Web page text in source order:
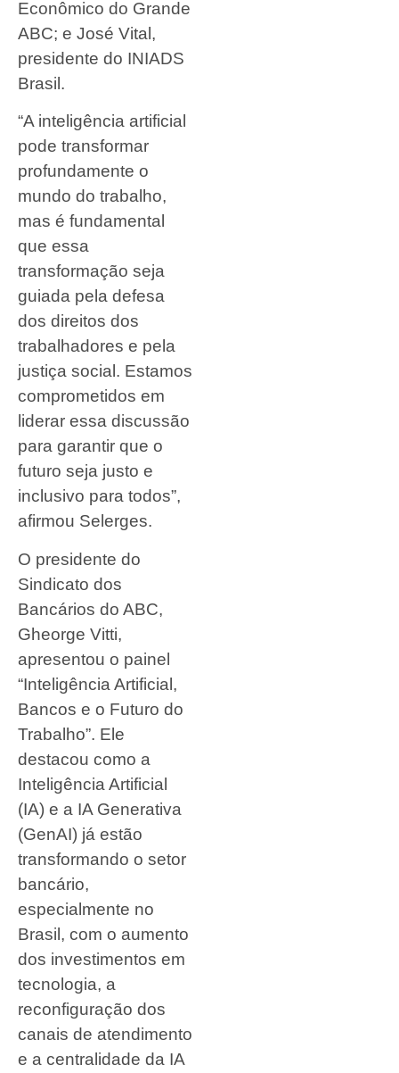
Econômico do Grande
ABC; e José Vital,
presidente do INIADS
Brasil.
“A inteligência artificial
pode transformar
profundamente o
mundo do trabalho,
mas é fundamental
que essa
transformação seja
guiada pela defesa
dos direitos dos
trabalhadores e pela
justiça social. Estamos
comprometidos em
liderar essa discussão
para garantir que o
futuro seja justo e
inclusivo para todos”,
afirmou Selerges.
O presidente do
Sindicato dos
Bancários do ABC,
Gheorge Vitti,
apresentou o painel
“Inteligência Artificial,
Bancos e o Futuro do
Trabalho”. Ele
destacou como a
Inteligência Artificial
(IA) e a IA Generativa
(GenAI) já estão
transformando o setor
bancário,
especialmente no
Brasil, com o aumento
dos investimentos em
tecnologia, a
reconfiguração dos
canais de atendimento
e a centralidade da IA